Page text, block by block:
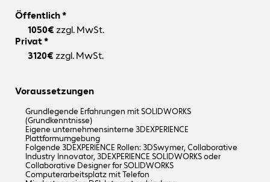
Öffentlich *
1050€ zzgl. MwSt.
Privat *
3120€ zzgl. MwSt.
Voraussetzungen
Grundlegende Erfahrungen mit SOLIDWORKS
(Grundkenntnisse)
Eigene unternehmensinterne 3DEXPERIENCE
Plattformumgebung
Folgende 3DEXPERIENCE Rollen: 3DSwymer, Collaborative
Industry Innovator, 3DEXPERIENCE SOLIDWORKS oder
Collaborative Designer for SOLIDWORKS
Computerarbeitsplatz mit Telefon